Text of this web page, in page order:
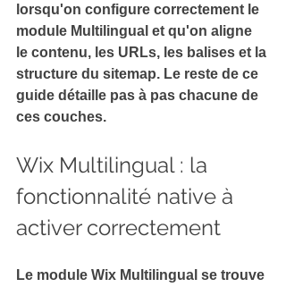
lorsqu'on configure correctement le
module Multilingual et qu'on aligne
le contenu, les URLs, les balises et la
structure du sitemap. Le reste de ce
guide détaille pas à pas chacune de
ces couches.
Wix Multilingual : la
fonctionnalité native à
activer correctement
Le module Wix Multilingual se trouve